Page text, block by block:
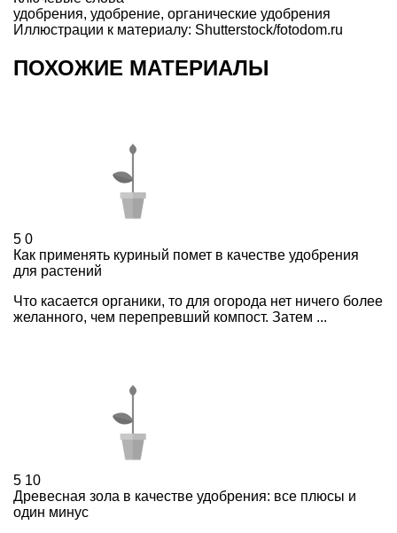
удобрения, удобрение, органические удобрения
Иллюстрации к материалу: Shutterstock/fotodom.ru
ПОХОЖИЕ МАТЕРИАЛЫ
5 0
Как применять куриный помет в качестве удобрения
для растений
Что касается органики, то для огорода нет ничего более
желанного, чем перепревший компост. Затем ...
5 10
Древесная зола в качестве удобрения: все плюсы и
один минус